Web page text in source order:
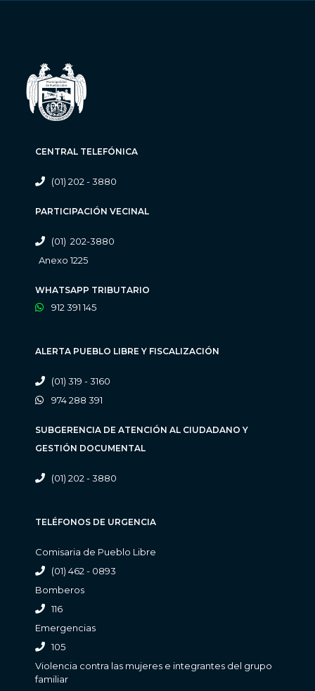
CENTRAL TELEFÓNICA
(01) 202 - 3880
PARTICIPACIÓN VECINAL
(01) 202-3880
Anexo 1225
WHATSAPP TRIBUTARIO
912 391 145
ALERTA PUEBLO LIBRE Y FISCALIZACIÓN
(01) 319 - 3160
974 288 391
SUBGERENCIA DE ATENCIÓN AL CIUDADANO Y
GESTIÓN DOCUMENTAL
(01) 202 - 3880
TELÉFONOS DE URGENCIA
Comisaria de Pueblo Libre
(01) 462 - 0893
Bomberos
116
Emergencias
105
Violencia contra las mujeres e integrantes del grupo
familiar